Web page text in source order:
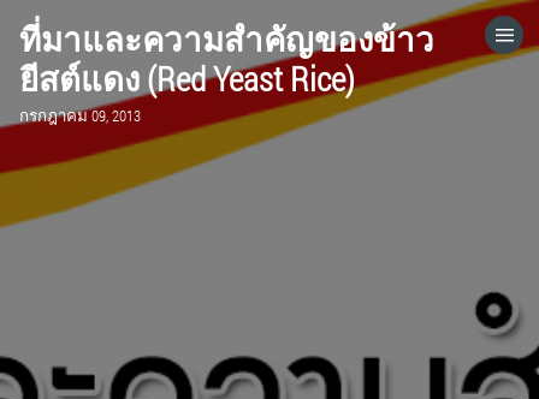
ที่มาและความสำคัญของข้าว
ยีสต์แดง (Red Yeast Rice)
กรกฎาคม 09, 2013
HOME
CATEGORIES